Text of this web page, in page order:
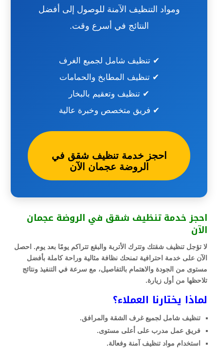
ومواد التنظيف الآمنة للوصول إلى أفضل
النتائج في أسرع وقت.
✔ تنظيف شامل لجميع الغرف
✔ تنظيف المطابخ والحمامات
✔ تنظيف وتعقيم بالبخار
✔ فريق متخصص وخبرة عالية
احجز خدمة تنظيف شقق في
الروضة عجمان الآن
احجز خدمة تنظيف شقق في الروضة عجمان
الآن
لا تؤجل تنظيف شقتك وتترك الأتربة والبقع تتراكم يومًا بعد يوم. احصل
الآن على خدمة احترافية تمنحك نظافة مثالية وراحة كاملة بأفضل
مستوى من الجودة والاهتمام بالتفاصيل، مع سرعة في التنفيذ ونتائج
تلاحظها من أول زيارة.
لماذا يختارنا العملاء؟
تنظيف شامل لجميع غرف الشقة والمرافق.
فريق عمل مدرب على أعلى مستوى.
استخدام مواد تنظيف آمنة وفعالة.